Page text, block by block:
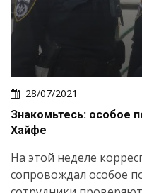
28/07/2021
Знакомьтесь: особое
Хайфе
На этой неделе
сопровождал особое